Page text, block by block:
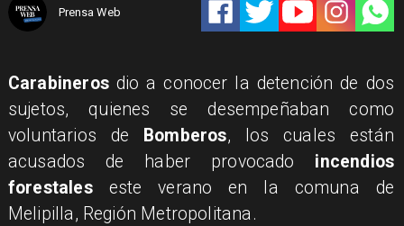
Prensa Web
Carabinerosdio a conocer la detención de dos
sujetos, quienes se desempeñaban como
voluntarios de
Bomberos, los cuales están
acusados de haber provocado incendios
forestaleseste verano en la comuna de
Melipilla, Región Metropolitana.